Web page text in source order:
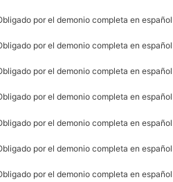
por el demonio completa en
por el demonio completa en
por el demonio completa en
por el demonio completa en
por el demonio completa en español
por el demonio completa en
por el demonio completa en